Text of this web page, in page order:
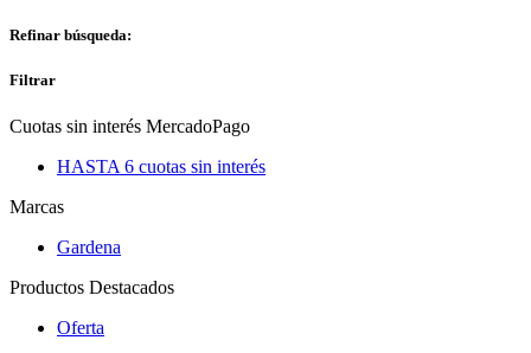
Refinar búsqueda:
Filtrar
Cuotas sin interés MercadoPago
HASTA 6 cuotas sin interés
Marcas
Gardena
Productos Destacados
Oferta